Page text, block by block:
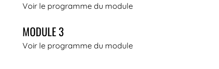
Voir le programme du module
MODULE 3
Voir le programme du module